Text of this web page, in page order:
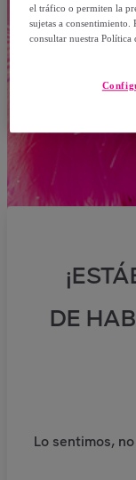
DE
Lo sentimos,
el tráfico o permiten la
sujetas a consentimiento.
consultar nuestra Política